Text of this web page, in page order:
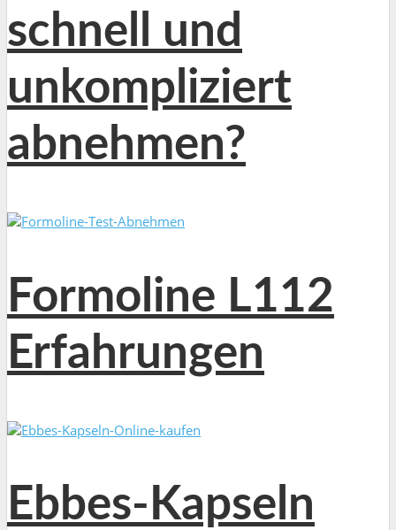
schnell und
unkompliziert
abnehmen?
Formoline L112
Erfahrungen
Ebbes-Kapseln